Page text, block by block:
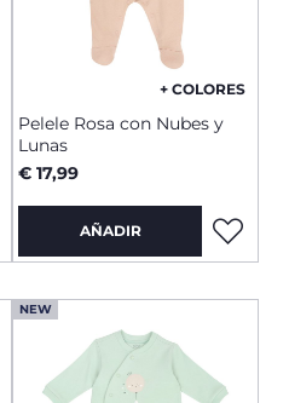
+ COLORES
Pelele Rosa con Nubes y
Lunas
€ 17,99
AÑADIR
NEW